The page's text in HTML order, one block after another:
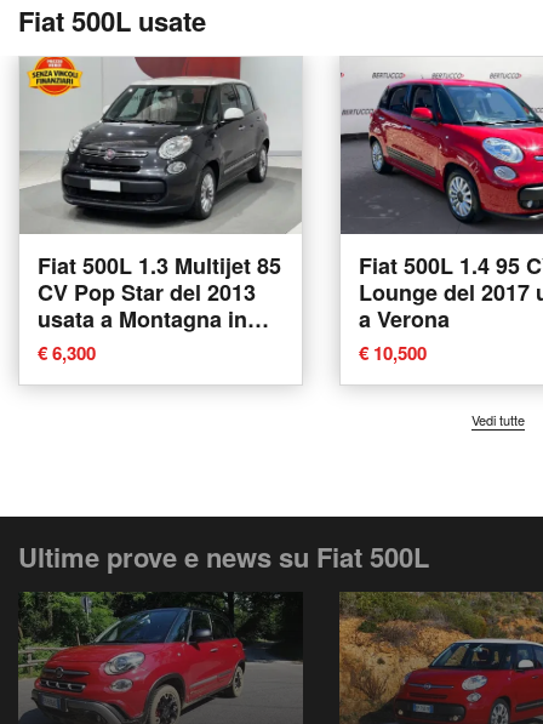
Fiat 500L usate
Fiat 500L 1.3 Multijet 85
CV Pop Star del 2013
usata a Montagna in
Valtellina
€ 6,300
Fiat 500L 1.4 95
Lounge del 2017
a Verona
€ 10,500
Vedi tutte
Ultime prove e news su Fiat 500L